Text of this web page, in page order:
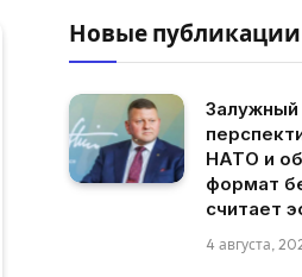
Новые публикации
Залужный
НАТО и
формат
считает
4 августа,